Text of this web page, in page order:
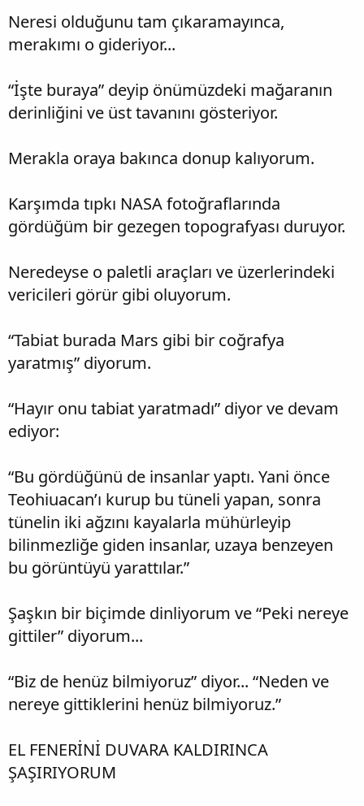
Neresi olduğunu tam çıkaramayınca,
merakımı o gideriyor...
“İşte buraya” deyip önümüzdeki mağaranın
derinliğini ve üst tavanını gösteriyor.
Merakla oraya bakınca donup kalıyorum.
Karşımda tıpkı NASA fotoğraflarında
gördüğüm bir gezegen topografyası duruyor.
Neredeyse o paletli araçları ve üzerlerindeki
vericileri görür gibi oluyorum.
“Tabiat burada Mars gibi bir coğrafya
yaratmış” diyorum.
“Hayır onu tabiat yaratmadı” diyor ve devam
ediyor:
“Bu gördüğünü de insanlar yaptı. Yani önce
Teohiuacan’ı kurup bu tüneli yapan, sonra
tünelin iki ağzını kayalarla mühürleyip
bilinmezliğe giden insanlar, uzaya benzeyen
bu görüntüyü yarattılar.”
Şaşkın bir biçimde dinliyorum ve “Peki nereye
gittiler” diyorum...
“Biz de henüz bilmiyoruz” diyor... “Neden ve
nereye gittiklerini henüz bilmiyoruz.”
EL FENERİNİ DUVARA KALDIRINCA
ŞAŞIRIYORUM